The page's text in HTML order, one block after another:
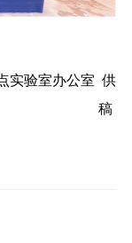
实验室办公室 供
稿